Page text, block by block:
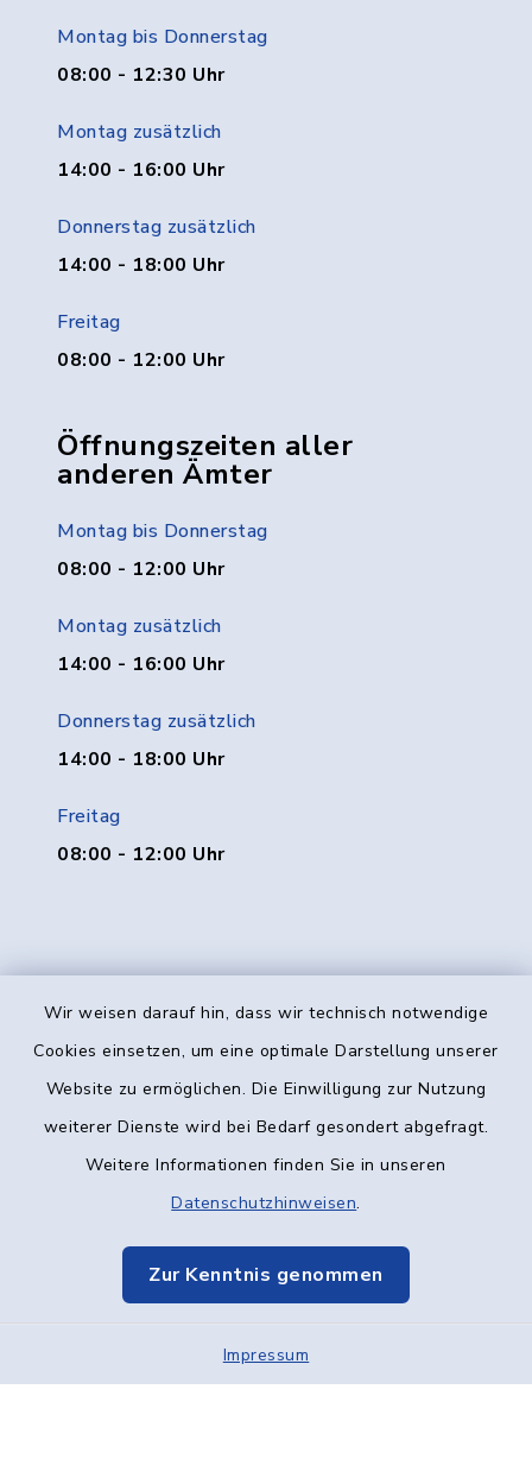
Wir weisen darauf hin, dass wir technisch notwendige
Cookies einsetzen, um eine optimale Darstellung unserer
Website zu ermöglichen. Die Einwilligung zur Nutzung
weiterer Dienste wird bei Bedarf gesondert abgefragt.
Weitere Informationen finden Sie in unseren
Datenschutzhinweisen.
Zur Kenntnis genommen
Impressum
Montag bis Donnerstag
08:00 - 12:30 Uhr
Montag zusätzlich
14:00 - 16:00 Uhr
Donnerstag zusätzlich
14:00 - 18:00 Uhr
Freitag
08:00 - 12:00 Uhr
Öffnungszeiten aller
anderen Ämter
Montag bis Donnerstag
08:00 - 12:00 Uhr
Montag zusätzlich
14:00 - 16:00 Uhr
Donnerstag zusätzlich
14:00 - 18:00 Uhr
Freitag
08:00 - 12:00 Uhr
Kontakt
Datenschutz
Elektronische Kommunikation
Sitemap